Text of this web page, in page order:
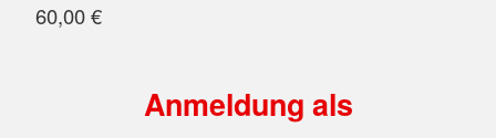
60,00 €
Anmeldung als